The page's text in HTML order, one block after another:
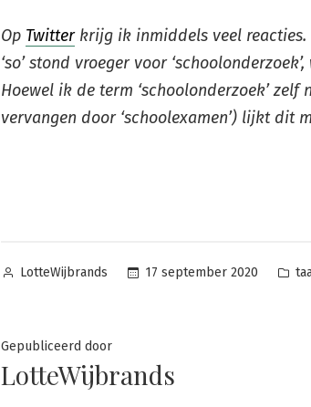
Op Twitterkrijg ik inmiddels veel reacties.
‘so’ stond vroeger voor
Hoewel ik de term ‘schoolonderzoek’ zelf
vervangen door ‘schoolexamen’) lijkt dit
Posted
LotteWijbrands 17 september 2020
Gepubliceerd door
LotteWijbrands